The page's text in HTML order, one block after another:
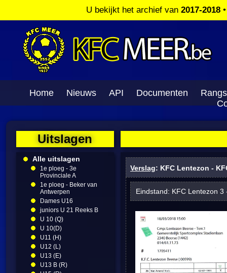
U bekijkt het archief van 2017-2018
Home Nieuws API Documenten
Uitslagen
Alle uitslagen
1e ploeg - 3e
Provinciale A
1e ploeg - Beker van
Antwerpen
Dames U16
juniors U 21 Reeks B
U 10 (Q)
U 10(D)
U11 (H)
U12 (L)
U13 (E)
U13 B (R)
Verslag: KFC Lentezon -
Eindstand: KFC Lentezon 3